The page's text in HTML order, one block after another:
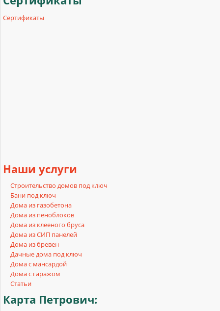
Сертификаты
Наши услуги
Строительство домов под ключ
Бани под ключ
Дома из газобетона
Дома из пеноблоков
Дома из клееного бруса
Дома из СИП панелей
Дома из бревен
Дачные дома под ключ
Дома с мансардой
Дома с гаражом
Статьи
Карта Петрович: